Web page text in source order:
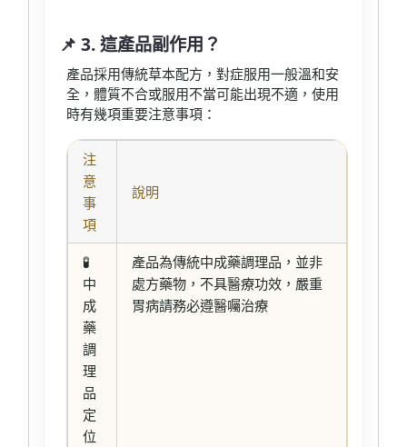
📌 3. 這產品副作用？
產品採用傳統草本配方，對症服用一般溫和安
全，體質不合或服用不當可能出現不適，使用
時有幾項重要注意事項：
注
意
事
項
說明
🧪
中
成
藥
調
理
品
定
位
產品為傳統中成藥調理品，並非
處方藥物，不具醫療功效，嚴重
胃病請務必遵醫囑治療